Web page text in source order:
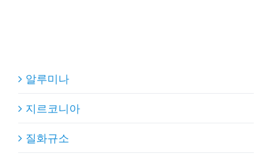
알루미나
지르코니아
질화규소